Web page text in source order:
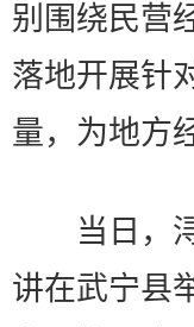
别围绕民营
落地开展针
量，为地方
当日，浔
讲在武宁县